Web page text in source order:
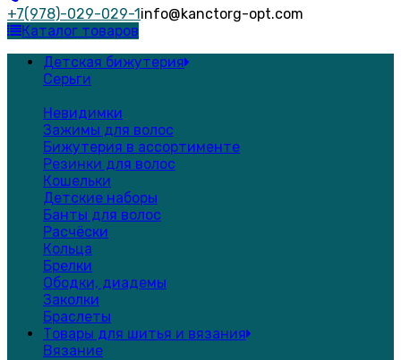
+7(978)-029-029-1info@kanctorg-opt.com
Каталог товаров
Детская бижутерия
Серьги
Невидимки
Зажимы для волос
Бижутерия в ассортименте
Резинки для волос
Кошельки
Детские наборы
Банты для волос
Расчёски
Кольца
Брелки
Ободки, диадемы
Заколки
Браслеты
Товары для шитья и вязания
Вязание